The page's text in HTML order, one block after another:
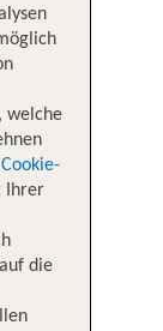
welche
Cookie-
Ihrer
die